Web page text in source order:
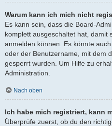
Warum kann ich mich nicht
Es kann sein, dass die Board-
komplett ausgeschaltet hat, damit
anmelden können. Es könnte
oder der Benutzername, mit dem
gesperrt wurden. Um Hilfe zu
Administration.
Nach oben
Ich habe mich registriert, kann
Überprüfe zuerst, ob du den